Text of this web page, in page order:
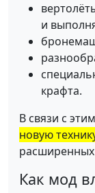
и
крафта.
В связи с
новую
Как мод